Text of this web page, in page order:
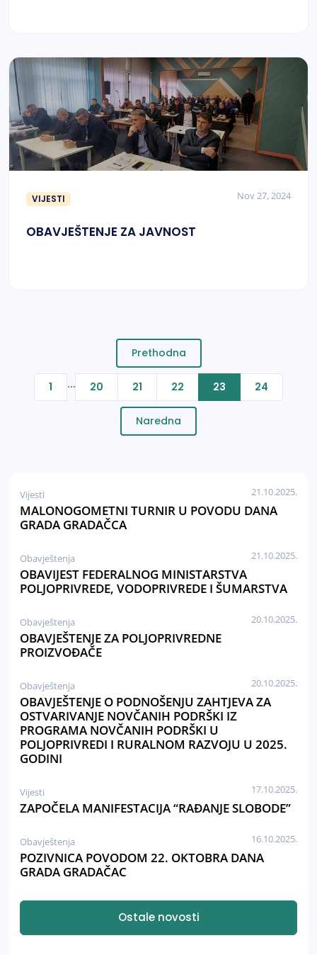
VIJESTI Nov 27, 2024
OBAVJEŠTENJE ZA JAVNOST
Prethodna
1 ... 20 21 22 23 24
Naredna
Vijesti 21.10.2025.
MALONOGOMETNI TURNIR U POVODU DANA
GRADA GRADAČCA
Obavještenja 21.10.2025.
OBAVIJEST FEDERALNOG MINISTARSTVA
POLJOPRIVREDE, VODOPRIVREDE I ŠUMARSTVA
Obavještenja 20.10.2025.
OBAVJEŠTENJE ZA POLJOPRIVREDNE
PROIZVOĐAČE
Obavještenja 20.10.2025.
OBAVJEŠTENJE O PODNOŠENJU ZAHTJEVA ZA
OSTVARIVANJE NOVČANIH PODRŠKI IZ
PROGRAMA NOVČANIH PODRŠKI U
POLJOPRIVREDI I RURALNOM RAZVOJU U 2025.
GODINI
Vijesti 17.10.2025.
ZAPOČELA MANIFESTACIJA “RAĐANJE SLOBODE”
Obavještenja 16.10.2025.
POZIVNICA POVODOM 22. OKTOBRA DANA
GRADA GRADAČAC
Ostale novosti